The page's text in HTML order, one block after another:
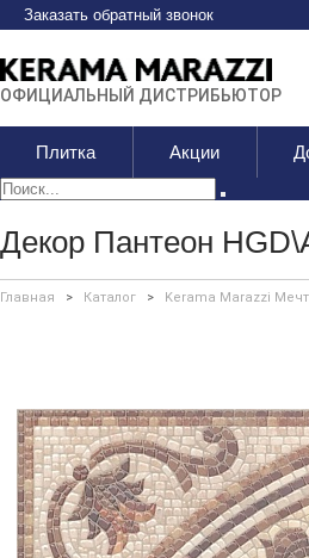
Заказать обратный звонок
ОФИЦИАЛЬНЫЙ ДИСТРИБЬЮТОР
Плитка Акции
Декор Пантеон
Главная > Каталог > Kerama Marazzi